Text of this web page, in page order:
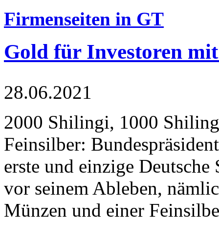
Firmenseiten in GT
Gold für Investoren
28.06.2021
2000 Shilingi, 1000
Feinsilber:
erste und einzige Deutsche
vor seinem Ableben,
Münzen und einer